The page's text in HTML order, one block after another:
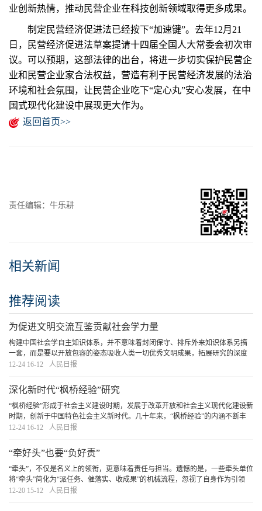
业创新热情，推动民营企业在科技创新领域取得更多成果。
制定民营经济促进法已经按下“加速键”。去年12月21
日，民营经济促进法草案提请十四届全国人大常委会初次审
议。可以预期，这部法律的出台，将进一步切实保护民营企
业和民营企业家合法权益，营造有利于民营经济发展的法治
环境和社会氛围，让民营企业吃下“定心丸”安心发展，在中
国式现代化建设中展现更大作为。
返回首页>>
责任编辑：牛乐耕
相关新闻
推荐阅读
为促进文明交流互鉴贡献社会学力量
构建中国社会学自主知识体系，并不意味着封闭保守、排斥外来知识体系另搞
一套，而是要以开放包容的姿态吸收人类一切优秀文明成果，拓展研究的深度
和广度，在形成中国特色并增强主体性的同时，进一步推动不同文明互学互
12-24 16-12 人民日报
深化新时代“枫桥经验”研究
“枫桥经验”形成于社会主义建设时期，发展于改革开放和社会主义现代化建设新
时期，创新于中国特色社会主义新时代。几十年来，“枫桥经验”的内涵不断丰
富，从社会治安领域扩展到经济、政治、文化、社会、生态文明等领域。我国
12-24 16-12 人民日报
“牵好头”也要“负好责”
“牵头”，不仅是名义上的领衔，更意味着责任与担当。遗憾的是，一些牵头单位
将“牵头”简化为“派任务、催落实、收成果”的机械流程，忽视了自身作为引领
者、协调者的职责。更有甚者，一些牵头单位将配合部门视为单纯的执行者，
12-20 15-12 人民日报